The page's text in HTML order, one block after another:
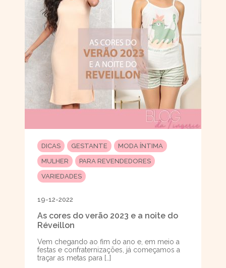
DICAS GESTANTE
MODA ÍNTIMA
MULHER
PARA REVENDEDORES
VARIEDADES
19-12-2022
As cores do verão 2023 e a noite do
Réveillon
Vem chegando ao fim do ano e, em meio a
festas e confraternizações, já começamos a
traçar as metas para […]